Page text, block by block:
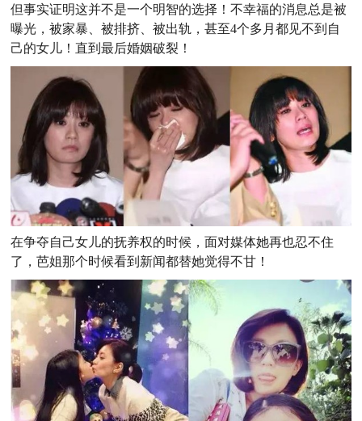
但事实证明这并不是一个明智的选择！不幸福的消息总是被
曝光，被家暴、被排挤、被出轨，甚至4个多月都见不到自
己的女儿！直到最后婚姻破裂！
在争夺自己女儿的抚养权的时候，面对媒体她再也忍不住
了，芭姐那个时候看到新闻都替她觉得不甘！